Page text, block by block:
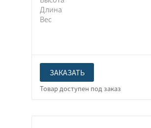
Длина
Вес
ЗАКАЗАТЬ